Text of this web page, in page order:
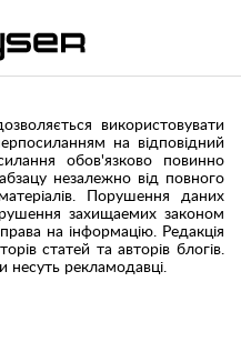
використовувати
на відповідний
обов'язково повинно
незалежно від повного
Порушення даних
захищаемих законом
права на інформацію. Редакція
статей та авторів блогів.
несуть рекламодавці.